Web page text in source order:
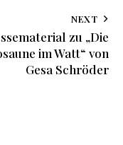
NEXT
zu „Die
im Watt“ von
Gesa Schröder